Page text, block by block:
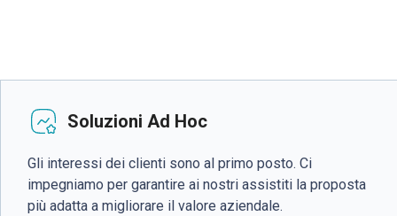
Soluzioni Ad Hoc
Gli interessi dei clienti sono al primo posto. Ci
impegniamo per garantire ai nostri assistiti la proposta
più adatta a migliorare il valore aziendale.